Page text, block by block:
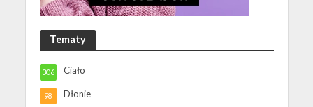
Tematy
Ciało
306
Dłonie
98